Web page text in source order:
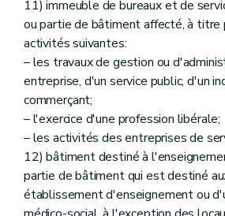
11) immeuble de bureaux et de
ou partie de bâtiment affecté, à titre
activités suivantes:
– les travaux de gestion ou
entreprise, d'un service public, d'un
commerçant;
– l'exercice d'une profession libérale;
– les activités des entreprises de
12) bâtiment destiné à
partie de bâtiment qui est destiné
établissement d'enseignement ou